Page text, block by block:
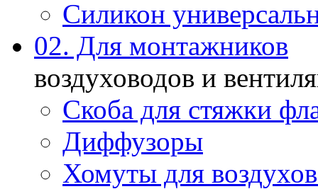
Силикон
02. Для монтажников
воздуховодов и
Скоба для стяжки
Диффузоры
Хомуты для